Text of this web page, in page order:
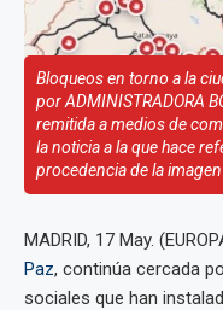
Bloqueos en torno a la
por ADMINISTRADORA
remitida a medios de
la noticia a la que hace
procedencia de la
MADRID, 17 May.
Paz, continúa cercada
sociales que han